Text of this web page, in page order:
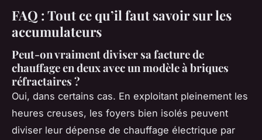
FAQ : Tout ce qu’il faut savoir sur les
accumulateurs
Peut-on vraiment diviser sa facture de
chauffage en deux avec un modèle à briques
réfractaires ?
Oui, dans certains cas. En exploitant pleinement les
heures creuses, les foyers bien isolés peuvent
diviser leur dépense de chauffage électrique par